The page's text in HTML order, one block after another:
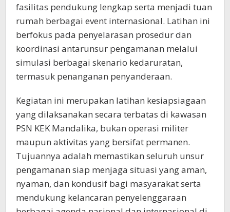
fasilitas pendukung lengkap serta menjadi tuan
rumah berbagai event internasional. Latihan ini
berfokus pada penyelarasan prosedur dan
koordinasi antarunsur pengamanan melalui
simulasi berbagai skenario kedaruratan,
termasuk penanganan penyanderaan.
Kegiatan ini merupakan latihan kesiapsiagaan
yang dilaksanakan secara terbatas di kawasan
PSN KEK Mandalika, bukan operasi militer
maupun aktivitas yang bersifat permanen.
Tujuannya adalah memastikan seluruh unsur
pengamanan siap menjaga situasi yang aman,
nyaman, dan kondusif bagi masyarakat serta
mendukung kelancaran penyelenggaraan